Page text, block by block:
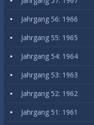
Jahrgang 56: 1966
Jahrgang 55: 1965
Jahrgang 54: 1964
Jahrgang 53: 1963
Jahrgang 52: 1962
Jahrgang 51: 1961